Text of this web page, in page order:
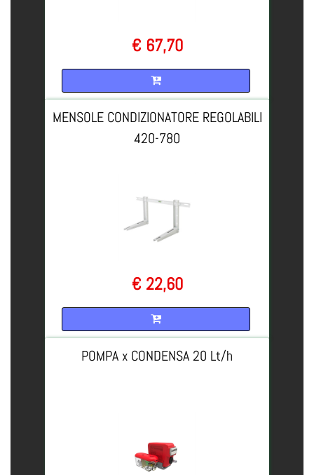
€ 67,70
MENSOLE CONDIZIONATORE REGOLABILI
420-780
€ 22,60
POMPA x CONDENSA 20 Lt/h